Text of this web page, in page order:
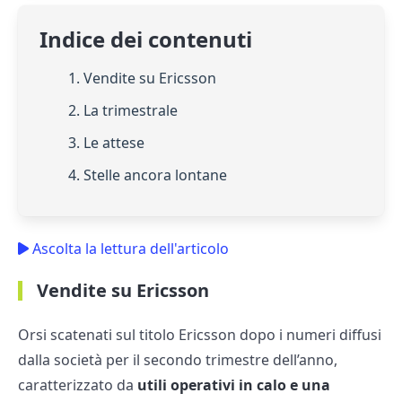
Indice dei contenuti
1. Vendite su Ericsson
2. La trimestrale
3. Le attese
4. Stelle ancora lontane
Ascolta la lettura dell'articolo
Vendite su Ericsson
Orsi scatenati sul titolo Ericsson dopo i numeri diffusi
dalla società per il secondo trimestre dell’anno,
caratterizzato da utili operativi in calo e una